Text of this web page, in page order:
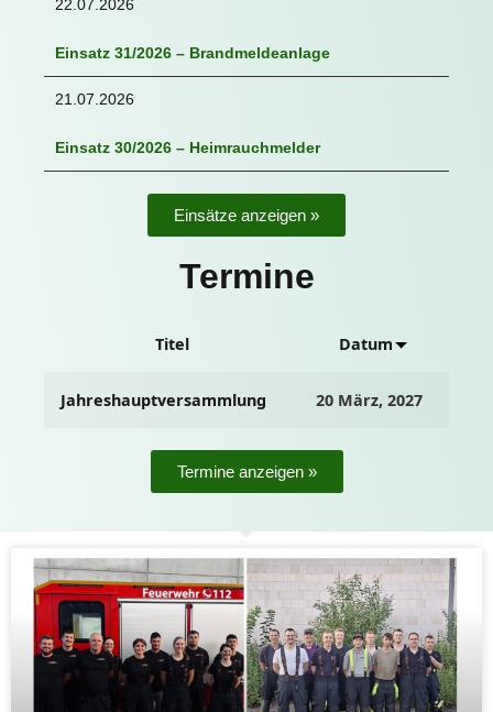
22.07.2026
Einsatz 31/2026 – Brandmeldeanlage
21.07.2026
Einsatz 30/2026 – Heimrauchmelder
Einsätze anzeigen »
Termine
Titel Datum
Jahreshauptversammlung 20 März, 2027
Termine anzeigen »